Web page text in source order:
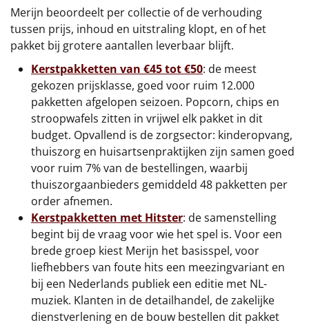
Merijn beoordeelt per collectie of de verhouding
tussen prijs, inhoud en uitstraling klopt, en of het
pakket bij grotere aantallen leverbaar blijft.
Kerstpakketten van €45 tot €50: de meest
gekozen prijsklasse, goed voor ruim 12.000
pakketten afgelopen seizoen. Popcorn, chips en
stroopwafels zitten in vrijwel elk pakket in dit
budget. Opvallend is de zorgsector: kinderopvang,
thuiszorg en huisartsenpraktijken zijn samen goed
voor ruim 7% van de bestellingen, waarbij
thuiszorgaanbieders gemiddeld 48 pakketten per
order afnemen.
Kerstpakketten met Hitster: de samenstelling
begint bij de vraag voor wie het spel is. Voor een
brede groep kiest Merijn het basisspel, voor
liefhebbers van foute hits een meezingvariant en
bij een Nederlands publiek een editie met NL-
muziek. Klanten in de detailhandel, de zakelijke
dienstverlening en de bouw bestellen dit pakket